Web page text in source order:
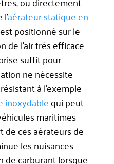
aérateur statique en
positionné sur le
l’air très efficace
suffit pour
ne nécessite
à l’exemple
inoxydablequi peut
maritimes
de ces aérateurs de
les nuisances
de carburant lorsque